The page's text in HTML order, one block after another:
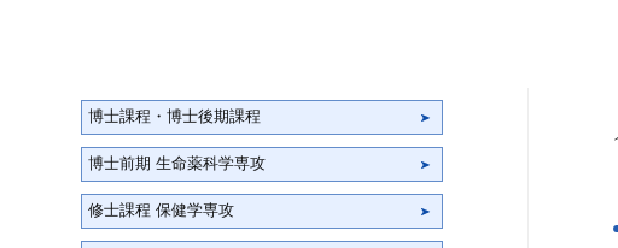
博士課程・博士後期課程
博士前期 生命薬科学専攻
修士課程 保健学専攻